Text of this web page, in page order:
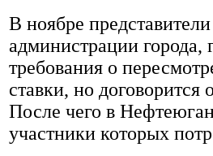
В ноябре
администрации города,
требования о
ставки, но договорится
После чего в
участники которых